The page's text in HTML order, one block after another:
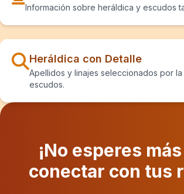
Información sobre heráldica y escudos
Heráldica con Detalle
Apellidos y linajes seleccionados por
escudos.
¡No esperes
conectar con tus